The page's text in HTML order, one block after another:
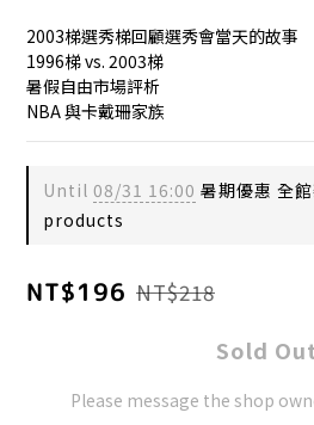
2003梯選秀梯回顧選秀會當天的故事
1996梯 vs. 2003梯
暑假自由市場評析
NBA 與卡戴珊家族
Until 08/31 16:00 暑期優惠 全
products
NT$196 NT$218
Sold
Please message the shop